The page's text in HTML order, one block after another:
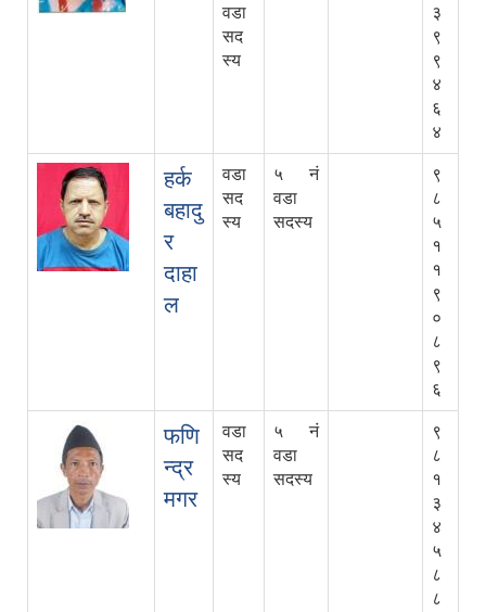
वडा
सद
स्य
३
९
९
४
६
४
हर्क
बहादु
र
दाहा
ल
वडा
सद
स्य
५ नं
वडा
सदस्य
९
८
५
१
१
९
०
८
९
६
फणि
न्द्र
मगर
वडा
सद
स्य
५ नं
वडा
सदस्य
९
८
१
३
४
५
८
८